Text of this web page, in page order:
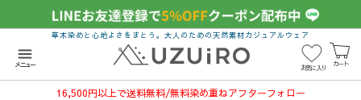
menu
メニュー お気に入り カート
草木染めと心地よさをまとう。大人のための天然素材カジュアルウェア
16,500円以上で送料無料/無料染め重ねアフターフォロー